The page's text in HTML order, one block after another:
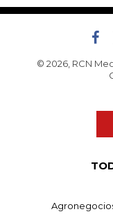
© 2026, RCN